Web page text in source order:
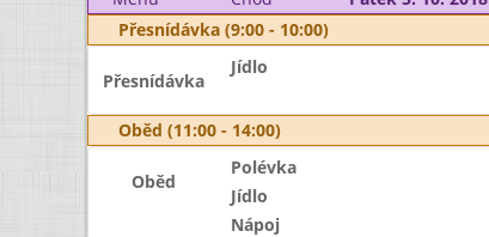
Přesnídávka (9:00 - 10:00)
Přesnídávka
Jídlo
Oběd (11:00 - 14:00)
Oběd
Polévka
Jídlo
Nápoj